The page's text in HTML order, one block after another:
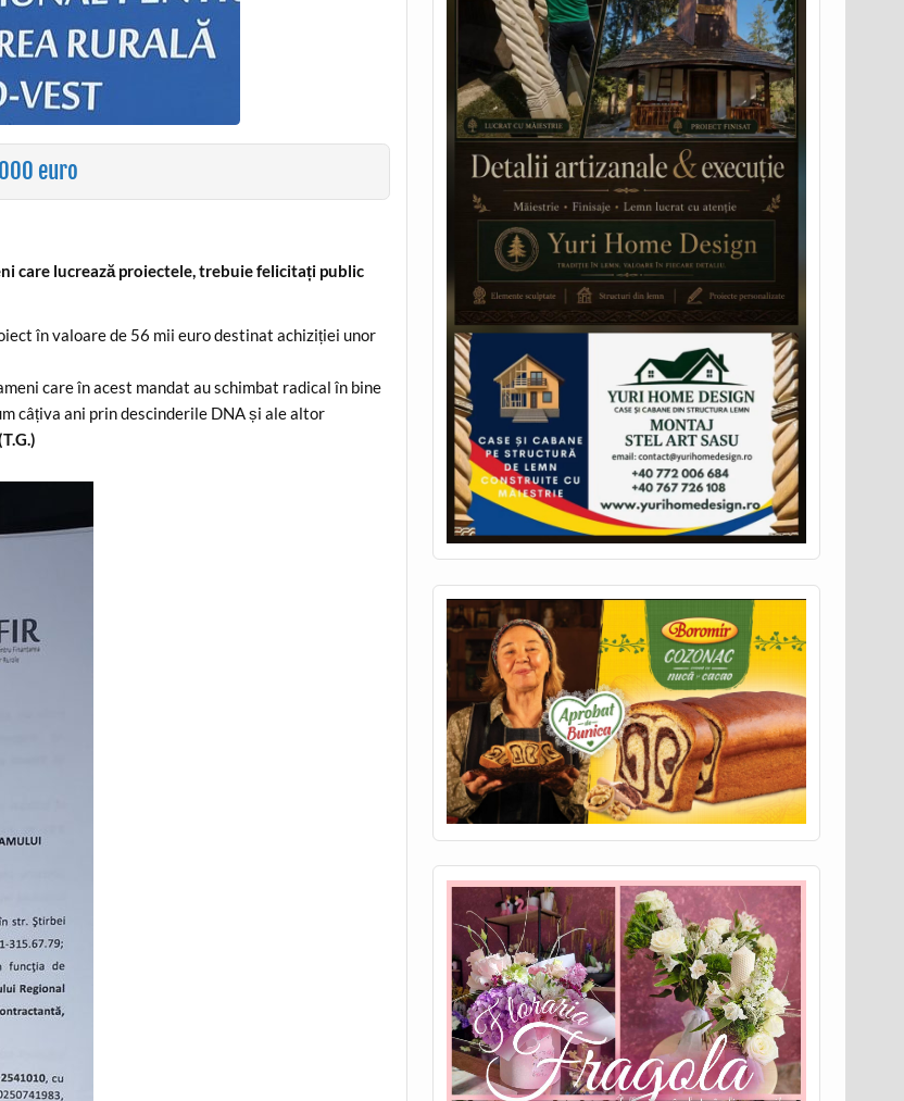
euro
care lucrează proiectele, trebuie felicitați public
în valoare de 56 mii euro destinat achiziției unor
care în acest mandat au schimbat radical în bine
câțiva ani prin descinderile DNA și ale altor